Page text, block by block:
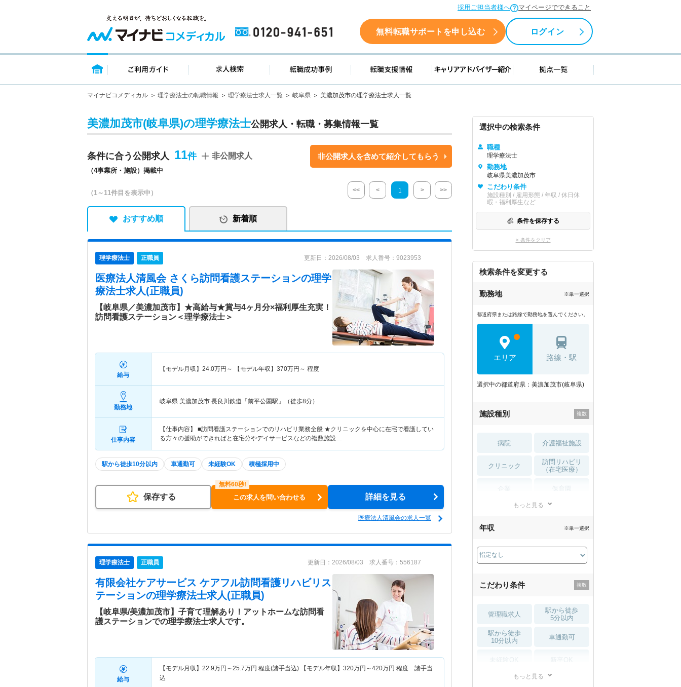
採用ご担当者様へ マイページでできること
0120-941-651 無料転職サポートを申し込む ログイン
トップページ ご利用ガイド 求人検索 転職成功事例 転職支援情報 キャリアアドバイザー紹介 拠点一覧
マイナビコメディカル 理学療法士の転職情報 理学療法士求人一覧 岐阜県 美濃加茂市の理学療法士求人一覧
美濃加茂市(岐阜県)の理学療法士公開求人・転職・募集情報一覧
条件に合う公開求人 11
（4事業所・施設）掲載中
非公開求人 非公開求人を含めて紹介してもらう
（1～11件目を表示中） << < 1 > >>
おすすめ順 新着順
理学療法士 正職員 更新日：2026/08/03 求人番号：9023953
医療法人清風会 さくら訪問看護ステーションの理学
療法士求人(正職員)
【岐阜県／美濃加茂市】★高給与★賞与4ヶ月分×福利厚生充実！
訪問看護ステーション＜理学療法士＞
給与
【モデル月収】 24.0万円～ 【モデル年収】 370万円～ 程度
勤務地
岐阜県 美濃加茂市 長良川鉄道「前平公園駅」（徒歩8分）
仕事内容
【仕事内容】 ■訪問看護ステーションでのリハビリ業務全般 ★クリニックを中心に在宅で看護してい
る方々の援助ができればと在宅分やデイサービスなどの複数施設…
駅から徒歩10分以内 車通勤可 未経験OK 積極採用中
保存する この求人を問い合わせる 詳細を見る
医療法人清風会の求人一覧
理学療法士 正職員 更新日：2026/08/03 求人番号：556187
有限会社ケアサービス ケアフル訪問看護リハビリス
テーションの理学療法士求人(正職員)
【岐阜県/美濃加茂市】子育て理解あり！アットホームな訪問看
護ステーションでの理学療法士求人です。
給与
【モデル月収】 22.9万円～25.7万円 程度(諸手当込) 【モデル年収】 320万円～420万円 程度 諸手当
込
選択中の検索条件
職種
理学療法士
勤務地
岐阜県美濃加茂市
こだわり条件
施設種別 / 雇用形態 / 年収 / 休日休
暇・福利厚生など
条件を保存する
× 条件をクリア
検索条件を変更する
勤務地 ※単一選択
都道府県または路線で勤務地を選んでください。
エリア 路線・駅
選択中の都道府県：美濃加茂市(岐阜県)
施設種別
病院 介護福祉施設
クリニック
訪問リハビリ
（在宅医療）
薬局・
もっと見る
年収 ※単一選択
こだわり条件
管理職求人
駅から徒歩
5分以内
駅から徒歩
10分以内
車通勤可
もっと見る